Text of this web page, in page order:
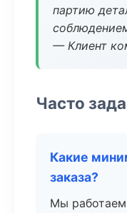
партию
— Клиент
Часто
Какие
заказа?
Мы